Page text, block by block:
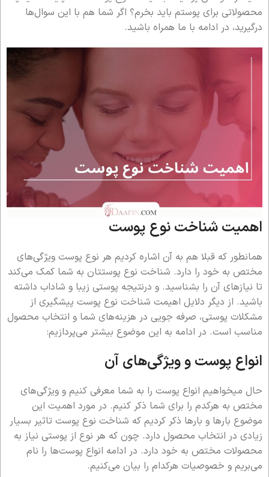
محصولاتی برای پوستم باید بخرم؟ اگر شما هم با این سوال‌ها
درگیرید، در ادامه با ما همراه باشید.
اهمیت شناخت نوع پوست
همانطور که قبلا هم به آن اشاره کردیم هر نوع پوست ویژگی‌های
مختص به خود را دارد. شناخت نوع پوستتان به شما کمک می‌کند
تا نیازهای آن را بشناسید. و درنتیجه پوستی زیبا و شاداب داشته
باشید. از دیگر دلایل اهیمت شناخت نوع پوست پیشگیری از
مشکلات پوستی، صرفه جویی در هزینه‌های شما و انتخاب محصول
مناسب است. در ادامه به این موضوع بیشتر می‌پردازیم:
انواع پوست و ویژگی‌های آن
حال میخواهیم انواع پوست را به شما معرفی کنیم و ویژگی‌های
مختص به هرکدم را برای شما ذکر کنیم. در مورد اهمیت این
موضوع بارها و بارها ذکر کردیم که شناخت نوع پوست تاثیر بسیار
زیادی در انتخاب محصول دارد. چون که هر نوع از پوستی نیاز به
محصولات مختص به خود دارد. در ادامه انواع پوست‌ها را نام
می‌بریم و خصوصیات هرکدام را بیان می‌کنیم.